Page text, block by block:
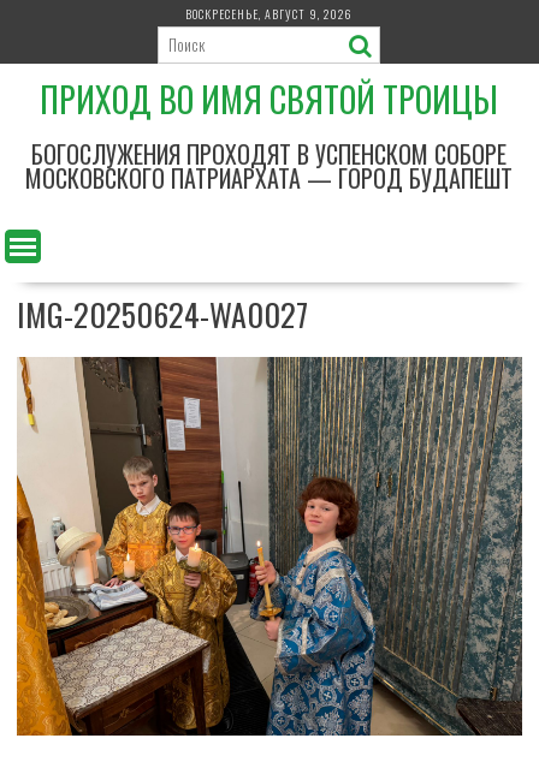
р
с
о
ВОСКРЕСЕНЬЕ, АВГУСТ 9, 2026
ПРИХОД ВО ИМЯ СВЯТОЙ ТРОИЦЫ
БОГОСЛУЖЕНИЯ ПРОХОДЯТ В УСПЕНСКОМ СОБОРЕ
МОСКОВСКОГО ПАТРИАРХАТА — ГОРОД БУДАПЕШТ
IMG-20250624-WA0027